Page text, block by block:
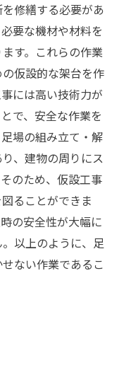
修繕する必要があ
要な機材や材料を
す。これらの作業
仮設的な架台を作
には高い技術力が
で、安全な作業を
場の組み立て・解
、建物の周りにス
のため、仮設工事
ることができま
の安全性が大幅に
以上のように、足
ない作業であるこ